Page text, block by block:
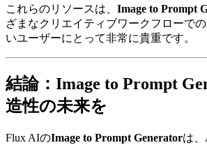
これらのリソースは、 Image to Prompt
ざまなクリエイティブワークフローで
いユーザーにとって非常に貴重です。
結論：Image to Prompt
造性の未来を
Flux AIのImage to Prompt Generatorは